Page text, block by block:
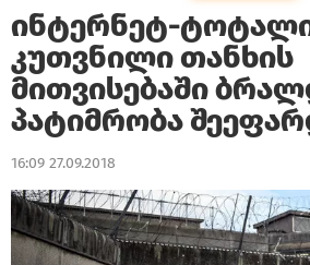
ინტერნეტ-
კუთვნილი თანხის
მითვისებაში
პატიმრობა
16:09 27.09.2018